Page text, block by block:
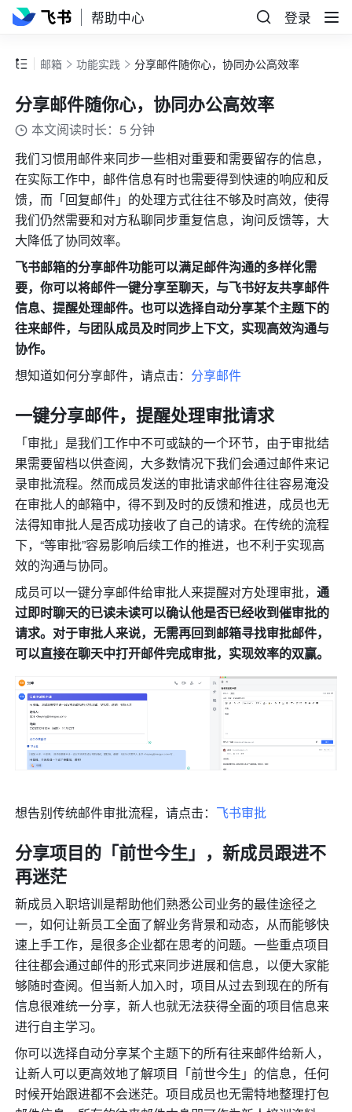
帮助中心 登录
邮箱 功能实践 分享邮件随你心，协同办公高效率
分享邮件随你心，协同办公高效率
本文阅读时长：5 分钟
我们习惯用邮件来同步一些相对重要和需要留存的信息，
在实际工作中，邮件信息有时也需要得到快速的响应和反
馈，而「回复邮件」的处理方式往往不够及时高效，使得
我们仍然需要和对方私聊同步重复信息，询问反馈等，大
大降低了协同效率。
飞书邮箱的分享邮件功能可以满足邮件沟通的多样化需
要，你可以将邮件一键分享至聊天，与飞书好友共享邮件
信息、提醒处理邮件。也可以选择自动分享某个主题下的
往来邮件，与团队成员及时同步上下文，实现高效沟通与
协作。
想知道如何分享邮件，请点击： 分享邮件
一键分享邮件，提醒处理审批请求
「审批」是我们工作中不可或缺的一个环节，由于审批结
果需要留档以供查阅，大多数情况下我们会通过邮件来记
录审批流程。然而成员发送的审批请求邮件往往容易淹没
在审批人的邮箱中，得不到及时的反馈和推进，成员也无
法得知审批人是否成功接收了自己的请求。在传统的流程
下，“等审批”容易影响后续工作的推进，也不利于实现高
效的沟通与协同。
成员可以一键分享邮件给审批人来提醒对方处理审批，通
过即时聊天的已读未读可以确认他是否已经收到催审批的
请求。对于审批人来说，无需再回到邮箱寻找审批邮件，
可以直接在聊天中打开邮件完成审批，实现效率的双赢。
想告别传统邮件审批流程，请点击： 飞书审批
分享项目的「前世今生」，新成员跟进不
再迷茫
新成员入职培训是帮助他们熟悉公司业务的最佳途径之
一，如何让新员工全面了解业务背景和动态，从而能够快
速上手工作，是很多企业都在思考的问题。一些重点项目
往往都会通过邮件的形式来同步进展和信息，以便大家能
够随时查阅。但当新人加入时，项目从过去到现在的所有
信息很难统一分享，新人也就无法获得全面的项目信息来
进行自主学习。
你可以选择自动分享某个主题下的所有往来邮件给新人，
让新人可以更高效地了解项目「前世今生」的信息，任何
时候开始跟进都不会迷茫。项目成员也无需特地整理打包